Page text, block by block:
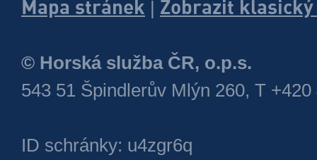
Mapa stránek
Zobrazit
© Horská služba ČR, o.p.s.
543 51 Špindlerův Mlýn 260, T +420
ID schránky: u4zgr6q